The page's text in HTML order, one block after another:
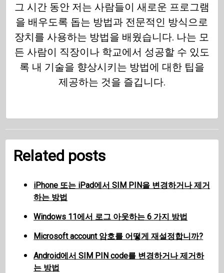
그 시간 동안 저는 사람들이 새로운 프로그램
을 배우도록 돕는 방법과 전문적인 방식으로
장치를 사용하는 방법을 배웠습니다. 나는 모
든 사람이 직장이나 학교에서 성공할 수 있도
록 내 기술을 향상시키는 방법에 대한 팁을
제공하는 것을 즐깁니다.
Related posts
iPhone 또는 iPad에서 SIM PIN을 변경하거나 제거
하는 방법
Windows 11에서 로그 아웃하는 6 가지 방법
Microsoft account 암호를 어떻게 재설정합니까?
Android에서 SIM PIN code를 변경하거나 제거하
는 방법